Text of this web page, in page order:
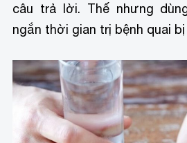
câu trả lời. Thế nhưng
ngắn thời gian trị bệnh quai